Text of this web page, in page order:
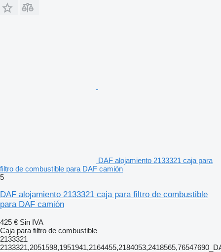
DAF alojamiento 2133321 caja para
filtro de combustible para DAF camión
5
DAF alojamiento 2133321 caja para filtro de combustible
para DAF camión
425 € Sin IVA
Caja para filtro de combustible
2133321